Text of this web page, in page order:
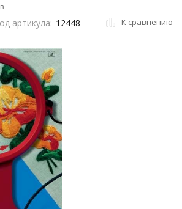
артикула: 12448 К сравнению